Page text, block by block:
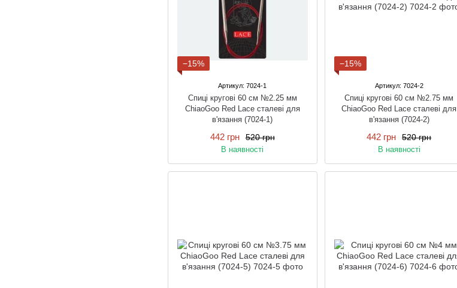
−15%
Артикул: 7024-1
Спиці кругові 60 см №2.25 мм
ChiaoGoo Red Lace сталеві для
в'язання (7024-1)
520 грн
442 грн
В наявності
−15%
Артикул: 7024-2
Спиці кругові 60 см №2.75 мм
ChiaoGoo Red Lace сталеві для
в'язання (7024-2)
520 грн
442 грн
В наявності